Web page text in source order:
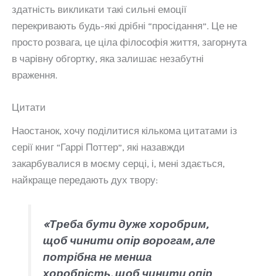
здатність викликати такі сильні емоції
перекривають будь-які дрібні “просідання”. Це не
просто розвага, це ціла філософія життя, загорнута
в чарівну обгортку, яка залишає незабутні
враження.
Цитати
Наостанок, хочу поділитися кількома цитатами із
серії книг “Гаррі Поттер”, які назавжди
закарбувалися в моєму серці, і, мені здається,
найкраще передають дух твору:
«Треба бути дуже хоробрим,
щоб чинити опір ворогам, але
потрібна не менша